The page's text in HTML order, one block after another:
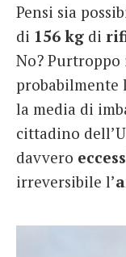
French
Italiano
Pensi sia
di 156 kg di
No? Purtroppo
probabilmente
la media di
cittadino
davvero
irreversibile l’